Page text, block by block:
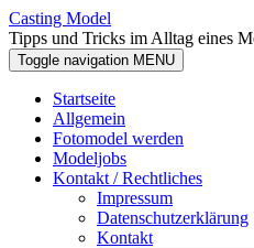
Casting Model
Tipps und Tricks im Alltag eines
Toggle navigation MENU
Startseite
Allgemein
Fotomodel werden
Modeljobs
Kontakt / Rechtliches
Impressum
Datenschutzerklärung
Kontakt